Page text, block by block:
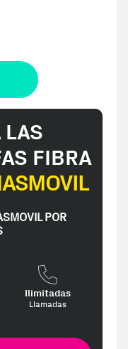
LAS
FIBRA
POR
Ilimitadas
Llamadas